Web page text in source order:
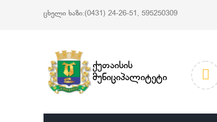
ცხელი ხაზი:(0431) 24-26-51, 595250309
ქუთაისის
მუნიციპალიტეტი